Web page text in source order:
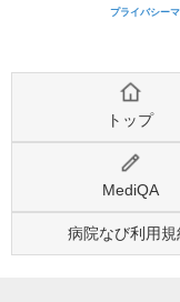
プライバシー
トップ
MediQA
病院なび利用規